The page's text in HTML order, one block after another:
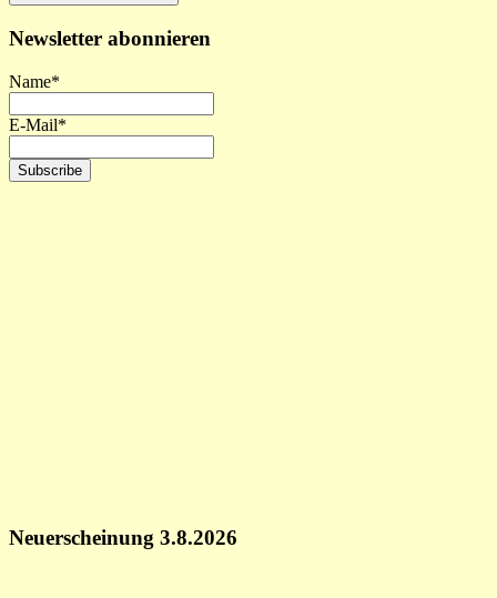
Newsletter abonnieren
Name*
E-Mail*
Neuerscheinung 3.8.2026